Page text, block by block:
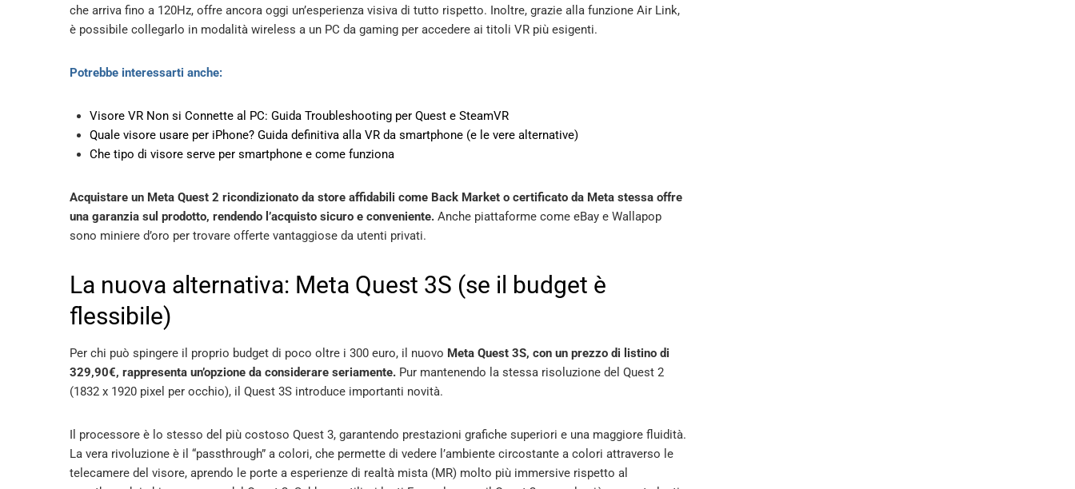
che arriva fino a 120Hz, offre ancora oggi un’esperienza visiva di tutto rispetto. Inoltre, grazie alla funzione Air Link,
è possibile collegarlo in modalità wireless a un PC da gaming per accedere ai titoli VR più esigenti.
Potrebbe interessarti anche:
Visore VR Non si Connette al PC: Guida Troubleshooting per Quest e SteamVR
Quale visore usare per iPhone? Guida definitiva alla VR da smartphone (e le vere alternative)
Che tipo di visore serve per smartphone e come funziona
Acquistare un Meta Quest 2 ricondizionato da store affidabili come Back Market o certificato da Meta stessa offre
una garanzia sul prodotto, rendendo l’acquisto sicuro e conveniente. Anche piattaforme come eBay e Wallapop
sono miniere d’oro per trovare offerte vantaggiose da utenti privati.
La nuova alternativa: Meta Quest 3S (se il budget è
flessibile)
Per chi può spingere il proprio budget di poco oltre i 300 euro, il nuovo Meta Quest 3S, con un prezzo di listino di
329,90€, rappresenta un’opzione da considerare seriamente. Pur mantenendo la stessa risoluzione del Quest 2
(1832 x 1920 pixel per occhio), il Quest 3S introduce importanti novità.
Il processore è lo stesso del più costoso Quest 3, garantendo prestazioni grafiche superiori e una maggiore fluidità.
La vera rivoluzione è il “passthrough” a colori, che permette di vedere l’ambiente circostante a colori attraverso le
telecamere del visore, aprendo le porte a esperienze di realtà mista (MR) molto più immersive rispetto al